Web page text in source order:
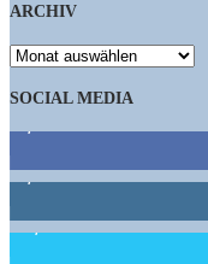
ARCHIV
ARCHIV
SOCIAL MEDIA
1,662 Follower
15,658 Follower